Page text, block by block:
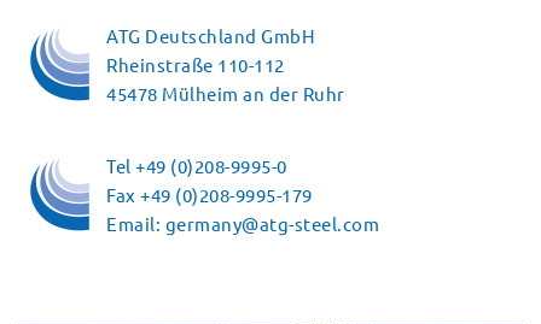
ATG Deutschland GmbH
Rheinstraße 110-112
45478 Mülheim an der Ruhr
Tel +49 (0)208-9995-0
Fax +49 (0)208-9995-179
Email: germany@atg-steel.com